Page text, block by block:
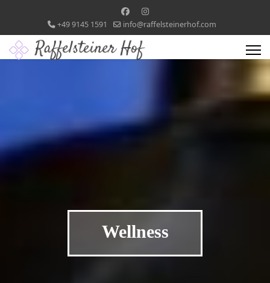
+49 9145 1591 info@raffelsteinerhof.com
Wellness